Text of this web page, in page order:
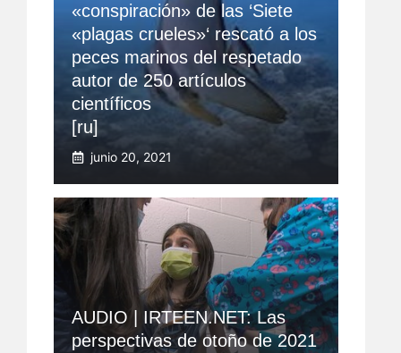
«conspiración» de las ‘Siete
«plagas crueles»‘ rescató a los
peces marinos del respetado
autor de 250 artículos
científicos
[ru]
junio 20, 2021
AUDIO | IRTEEN.NET: Las
perspectivas de otoño de 2021